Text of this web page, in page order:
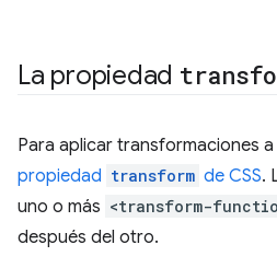
La propiedad
Para aplicar transformaciones
propiedad transform de CSS.
uno o más <transform-
después del otro.